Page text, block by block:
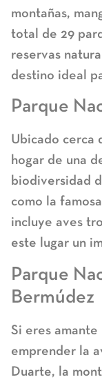
montañas,
total de 29
reservas
destino ideal
Parque
Ubicado cerca
hogar de una
biodiversidad
como la
incluye aves
este lugar un
Parque
Bermúdez
Si eres
emprender la
Duarte, la